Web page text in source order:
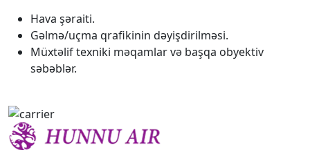
Hava şəraiti.
Gəlmə/uçma qrafikinin dəyişdirilməsi.
Müxtəlif texniki məqamlar və başqa obyektiv
səbəblər.